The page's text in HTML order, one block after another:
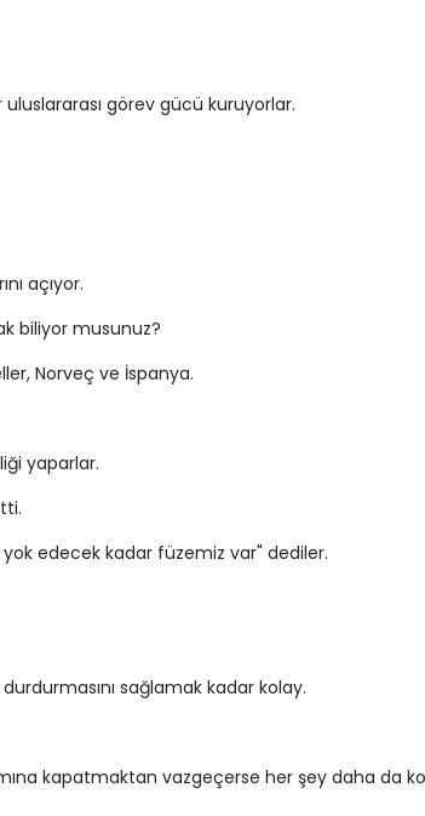
uluslararası görev gücü kuruyorlar.
açıyor.
biliyor musunuz?
Norveç ve İspanya.
yaparlar.
yok edecek kadar füzemiz var" dediler.
sağlamak kadar kolay.
kapatmaktan vazgeçerse her şey daha da